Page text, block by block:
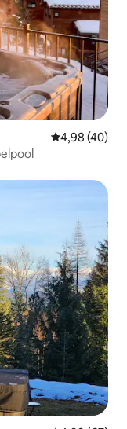
4,98 av 5 i
4,98 (40)